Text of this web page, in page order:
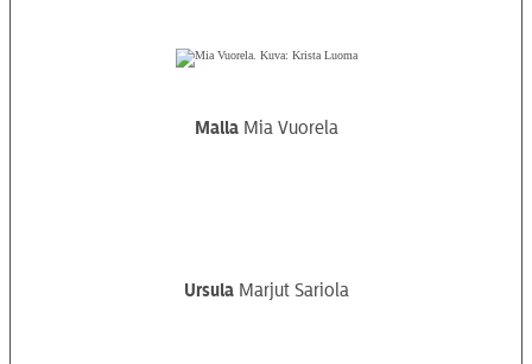
MallaMia Vuorela
UrsulaMarjut Sariola